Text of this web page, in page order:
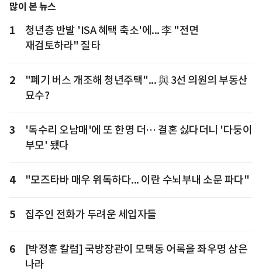
많이 본 뉴스
1
청년층 반발 'ISA 혜택 축소'에... 李 "전면
재검토하라" 질타
2
"폐기 버스 개조해 청년주택"... 與 3선 의원의 부동산
묘수?
3
'독수리 오남매'에 또 한명 더… 결혼 싫다더니 '다둥이
부모' 됐다
4 "모즈타바 매우 위독하다... 이란 수뇌부내 소문 파다"
5 집주인 전화가 두려운 세입자들
6
[박정훈 칼럼] 국방장관이 모택동 어록을 좌우명 삼은
나라